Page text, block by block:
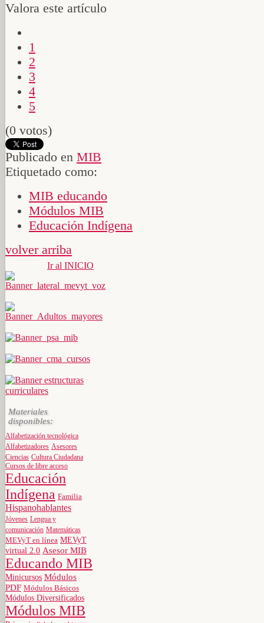
Valora este artículo
1
2
3
4
5
(0 votos)
Publicado en MIB
Etiquetado como:
MIB educando
Módulos MIB
Educación Indígena
volver arriba
Ir al INICIO
Materiales
disponibles:
Alfabetización tecnológica
Alfabetizadores Asesores
Ciencias Cultura Ciudadana
Cursos de libre acceso
Educación
Indígena Familia
Hispanohablantes
Jóvenes Lengua y
comunicación Matemáticas
MEVyT en línea MEVyT
virtual 2.0 Asesor MIB
Educando MIB
Minicursos Módulos
PDF Módulos Básicos
Módulos Diversificados
Módulos MIB